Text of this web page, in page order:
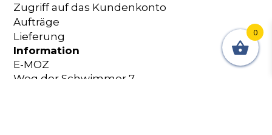
Zugriff auf das Kundenkonto
Aufträge
Lieferung
Information
E-MOZ
Weg der Schwimmer 7
0